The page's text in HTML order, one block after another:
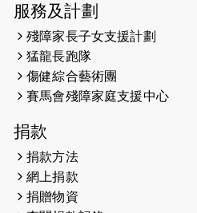
2026-05-14
（19:00開始）
2026-05-07
開始）
2026-04-30
2026-04-25
服務及計劃
殘障家長子女支援計劃
猛龍長跑隊
傷健綜合藝術團
賽馬會殘障家庭支援中心
捐款
捐款方法
網上捐款
捐贈物資